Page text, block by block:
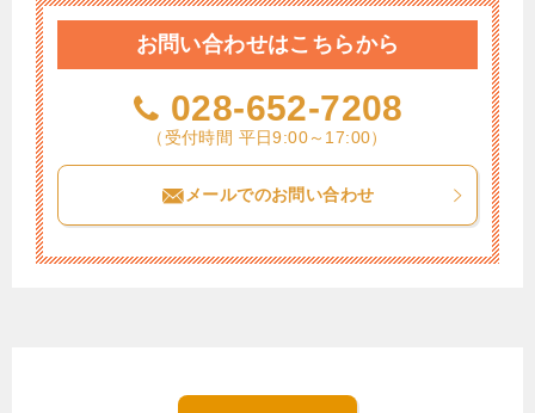
お問い合わせはこちらから
028-652-7208
（受付時間 平日9:00～17:00）
メールでのお問い合わせ